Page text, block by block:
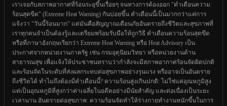
เราเจอกับสภาพอากาศที่ร้อนระอุขึ้นเรื่อยๆ จนทางการต้องออก "คำเตือนความ
ร้อนสุดขีด" (Extreme Heat Warning) กันบ่อยขึ้น คำเตือนนี้เป็นมากกว่าแค่การ
แจ้งว่า "วันนี้ร้อนมาก" แต่มันคือสัญญาณเตือนภัยอันตรายถึงชีวิตและสุขภาพที่
เราทุกคนจำเป็นต้องรู้และเตรียมพร้อมรับมือให้ถูกวิธี คำเตือนความร้อนสุดขีด
หรือที่ภาษาอังกฤษเรียกว่า Extreme Heat Warning หรือ Heat Advisory เป็น
ประกาศจากหน่วยงานภาครัฐ เช่น กรมอุตุนิยมวิทยา หรือหน่วยงานด้าน
สาธารณสุข เพื่อแจ้งให้ประชาชนทราบว่ากำลังจะมีสภาพอากาศร้อนจัดผิดปกติ
และร้อนจัดในระดับที่ส่งผลกระทบต่อสุขภาพอย่างรุนแรง หรืออาจเป็นอันตราย
ถึงชีวิตได้ ทำไมถึงต้องมีคำเตือนนี้? ความร้อนสูงเกินปกติ: ไม่ใช่แค่อุณหภูมิสูง
แต่เป็นอุณหภูมิที่สูงกว่าค่าเฉลี่ยในอดีตอย่างมีนัยสำคัญ และต่อเนื่องเป็นระยะ
เวลานาน อันตรายต่อสุขภาพ: ความร้อนจัดทำให้ร่างกายทำงานหนักขึ้นในการ